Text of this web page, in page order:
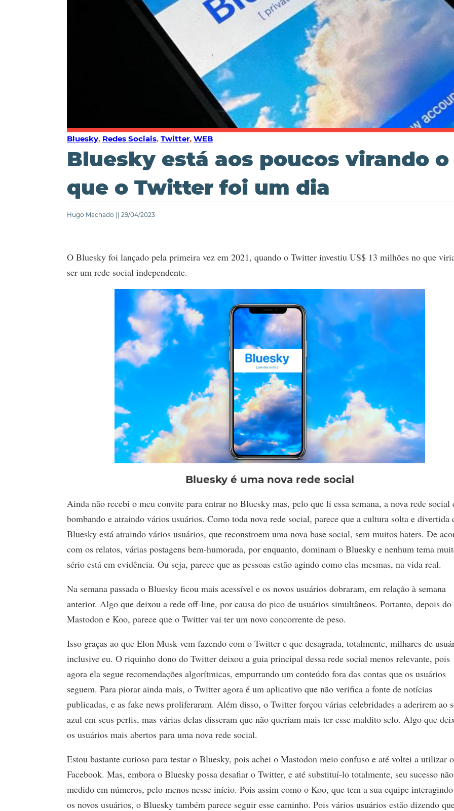
Bluesky, Redes Sociais, Twitter, WEB
Bluesky está aos poucos virando o
que o Twitter foi um dia
Hugo Machado || 29/04/2023
O Bluesky foi lançado pela primeira vez em 2021, quando o Twitter investiu US$ 13 milhões no que
ser um rede social independente.
Bluesky é uma nova rede social
Ainda não recebi o meu convite para entrar no Bluesky mas, pelo que li essa semana, a nova rede social
bombando e atraindo vários usuários. Como toda nova rede social, parece que a cultura solta e divertida
Bluesky está atraindo vários usuários, que reconstroem uma nova base social, sem muitos haters. De
com os relatos, várias postagens bem-humorada, por enquanto, dominam o Bluesky e nenhum tema
sério está em evidência. Ou seja, parece que as pessoas estão agindo como elas mesmas, na vida real.
Na semana passada o Bluesky ficou mais acessível e os novos usuários dobraram, em relação à semana
anterior. Algo que deixou a rede off-line, por causa do pico de usuários simultâneos. Portanto, depois do
Mastodon e Koo, parece que o Twitter vai ter um novo concorrente de peso.
Isso graças ao que Elon Musk vem fazendo com o Twitter e que desagrada, totalmente, milhares de
inclusive eu. O riquinho dono do Twitter deixou a guia principal dessa rede social menos relevante, pois
agora ela segue recomendações algorítmicas, empurrando um conteúdo fora das contas que os usuários
seguem. Para piorar ainda mais, o Twitter agora é um aplicativo que não verifica a fonte de notícias
publicadas, e as fake news proliferaram. Além disso, o Twitter forçou várias celebridades a aderirem ao
azul em seus perfis, mas várias delas disseram que não queriam mais ter esse maldito selo. Algo que
os usuários mais abertos para uma nova rede social.
Estou bastante curioso para testar o Bluesky, pois achei o Mastodon meio confuso e até voltei a utilizar o
Facebook. Mas, embora o Bluesky possa desafiar o Twitter, e até substituí-lo totalmente, seu sucesso
medido em números, pelo menos nesse início. Pois assim como o Koo, que tem a sua equipe
os novos usuários, o Bluesky também parece seguir esse caminho. Pois vários usuários estão dizendo